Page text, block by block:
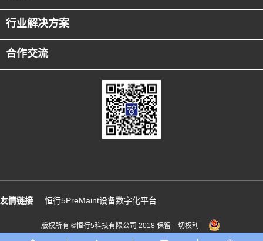
行业解决方案
合作交流
友情链接 恒行5PreMaint设备数字化平台
版权所有 ©恒行5科技有限公司 2018 保留一切权利